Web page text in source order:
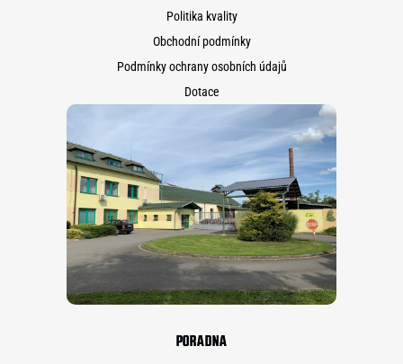
Politika kvality
Obchodní podmínky
Podmínky ochrany osobních údajů
Dotace
PORADNA